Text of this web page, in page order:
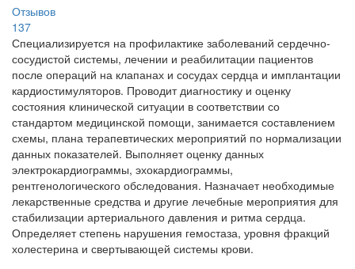
Отзывов
137
Специализируется на профилактике заболеваний сердечно-
сосудистой системы, лечении и реабилитации пациентов
после операций на клапанах и сосудах сердца и имплантации
кардиостимуляторов. Проводит диагностику и оценку
состояния клинической ситуации в соответствии со
стандартом медицинской помощи, занимается составлением
схемы, плана терапевтических мероприятий по нормализации
данных показателей. Выполняет оценку данных
электрокардиограммы, эхокардиограммы,
рентгенологического обследования. Назначает необходимые
лекарственные средства и другие лечебные мероприятия для
стабилизации артериального давления и ритма сердца.
Определяет степень нарушения гемостаза, уровня фракций
холестерина и свертывающей системы крови.